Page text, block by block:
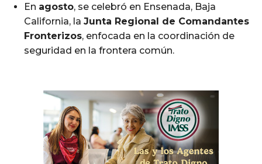
En agosto, se celebró en Ensenada, Baja
California, la Junta Regional de Comandantes
Fronterizos, enfocada en la coordinación de
seguridad en la frontera común.